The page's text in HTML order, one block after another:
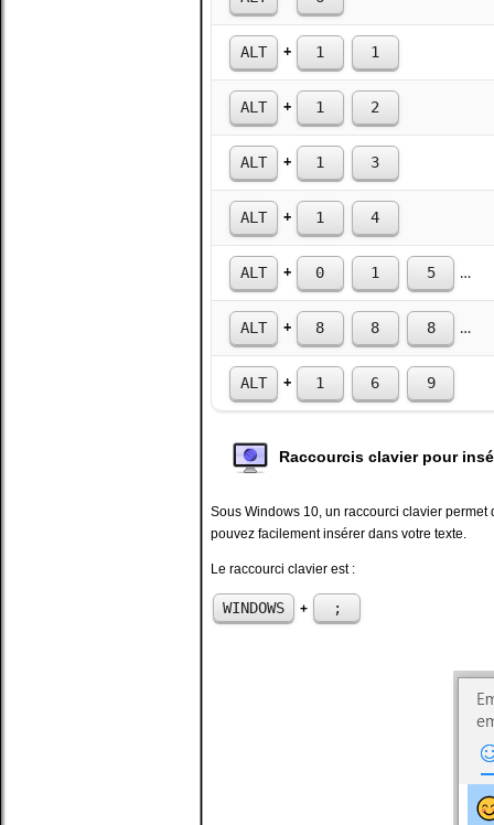
ALT + 1 1
ALT + 1 2
ALT + 1 3
ALT + 1 4
ALT + 0 1 5
ALT + 8 8 8
ALT + 1 6 9
Raccourcis clavier pour
Sous Windows 10, un raccourci clavier
pouvez facilement insérer dans votre texte.
Le raccourci clavier est :
WINDOWS + ;